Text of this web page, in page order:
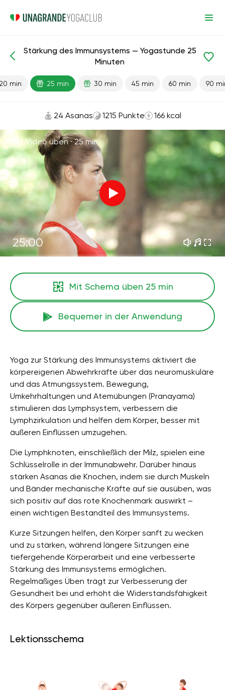
Immunität
Stärkung des Immunsystems — Yogastunde 25
Minuten
min 25 min 30 min 45 min 60 min 90
24 Asanas 1215 Punkte 166 kcal
Mit Video üben ·25 min
25:00
Mit Schema üben 25 min
Bequemer in der Anwendung
Yoga zur Stärkung des Immunsystems aktiviert die
körpereigenen Abwehrkräfte über das neuromuskuläre
und das Atmungssystem. Bewegung,
Umkehrhaltungen und Atemübungen (Pranayama)
stimulieren das Lymphsystem, verbessern die
Lymphzirkulation und helfen dem Körper, besser mit
äußeren Einflüssen umzugehen.
Die Lymphknoten, einschließlich der Milz, spielen eine
Schlüsselrolle in der Immunabwehr. Darüber hinaus
stärken Asanas die Knochen, indem sie durch Muskeln
und Bänder mechanische Kräfte auf sie ausüben, was
sich positiv auf das rote Knochenmark auswirkt –
einen wichtigen Bestandteil des Immunsystems.
Kurze Sitzungen helfen, den Körper sanft zu wecken
und zu stärken, während längere Sitzungen eine
tiefergehende Körperarbeit und eine verbesserte
Stärkung des Immunsystems ermöglichen.
Regelmäßiges Üben trägt zur Verbesserung der
Gesundheit bei und erhöht die Widerstandsfähigkeit
des Körpers gegenüber äußeren Einflüssen.
Lektionsschema